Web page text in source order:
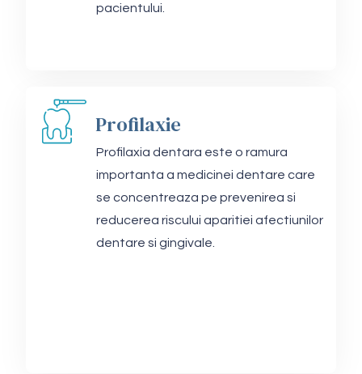
pacientului.
Profilaxie
Profilaxia dentara este o ramura
importanta a medicinei dentare care
se concentreaza pe prevenirea si
reducerea riscului aparitiei afectiunilor
dentare si gingivale.